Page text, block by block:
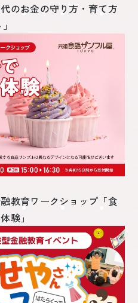
代のお金の守り方・育て方
教育ワークショップ 「食
験」